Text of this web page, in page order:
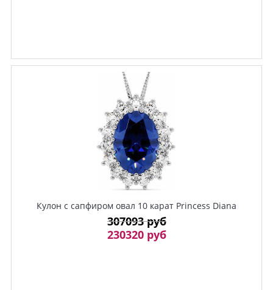
Кулон с сапфиром овал 10 карат Princess Diana
307093 руб
230320 руб